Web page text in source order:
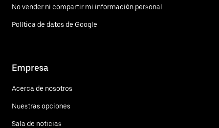
No vender ni compartir mi información personal
Política de datos de Google
Empresa
Acerca de nosotros
Nuestras opciones
Sala de noticias